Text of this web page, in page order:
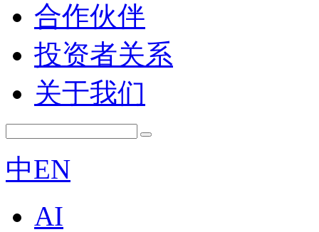
合作伙伴
投资者关系
关于我们
中EN
AI